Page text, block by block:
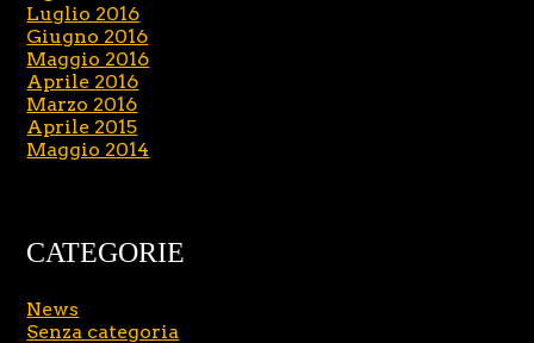
Luglio 2016
Giugno 2016
Maggio 2016
Aprile 2016
Marzo 2016
Aprile 2015
Maggio 2014
CATEGORIE
News
Senza categoria